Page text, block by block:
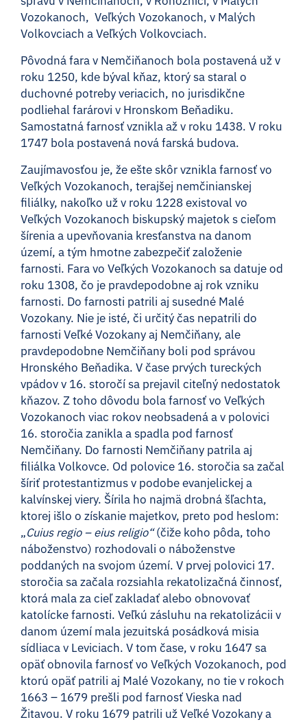
Vozokanoch, Veľkých Vozokanoch, v Malých
Volkovciach a Veľkých Volkovciach.
Pôvodná fara v Nemčiňanoch bola postavená už v
roku 1250, kde býval kňaz, ktorý sa staral o
duchovné potreby veriacich, no jurisdikčne
podliehal farárovi v Hronskom Beňadiku.
Samostatná farnosť vznikla až v roku 1438. V roku
1747 bola postavená nová farská budova.
Zaujímavosťou je, že ešte skôr vznikla farnosť vo
Veľkých Vozokanoch, terajšej nemčinianskej
filiálky, nakoľko už v roku 1228 existoval vo
Veľkých Vozokanoch biskupský majetok s cieľom
šírenia a upevňovania kresťanstva na danom
území, a tým hmotne zabezpečiť založenie
farnosti. Fara vo Veľkých Vozokanoch sa datuje od
roku 1308, čo je pravdepodobne aj rok vzniku
farnosti. Do farnosti patrili aj susedné Malé
Vozokany. Nie je isté, či určitý čas nepatrili do
farnosti Veľké Vozokany aj Nemčiňany, ale
pravdepodobne Nemčiňany boli pod správou
Hronského Beňadika. V čase prvých tureckých
vpádov v 16. storočí sa prejavil citeľný nedostatok
kňazov. Z toho dôvodu bola farnosť vo Veľkých
Vozokanoch viac rokov neobsadená a v polovici
16. storočia zanikla a spadla pod farnosť
Nemčiňany. Do farnosti Nemčiňany patrila aj
filiálka Volkovce. Od polovice 16. storočia sa začal
šíriť protestantizmus v podobe evanjelickej a
kalvínskej viery. Šírila ho najmä drobná šľachta,
ktorej išlo o získanie majetkov, preto pod heslom:
„Cuius regio – eius religio“(čiže koho pôda, toho
náboženstvo) rozhodovali o náboženstve
poddaných na svojom území. V prvej polovici 17.
storočia sa začala rozsiahla rekatolizačná činnosť,
ktorá mala za cieľ zakladať alebo obnovovať
katolícke farnosti. Veľkú zásluhu na rekatolizácii v
danom území mala jezuitská posádková misia
sídliaca v Leviciach. V tom čase, v roku 1647 sa
opäť obnovila farnosť vo Veľkých Vozokanoch, pod
ktorú opäť patrili aj Malé Vozokany, no tie v rokoch
1663 – 1679 prešli pod farnosť Vieska nad
Žitavou. V roku 1679 patrili už Veľké Vozokany a